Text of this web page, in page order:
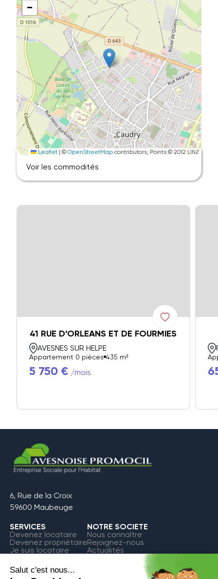
−
Leaflet | ©OpenStreetMap contributors, Points © 2012 LINZ
Voir les commodités
41 RUE D’ORLEANS ET DE FOURMIES
AVESNES SUR HELPE
Appartement 0 pièces 435 m²
5 750 € /mois
6, Rue de la Croix
59600 Maubeuge
SERVICES
Devenez locataire
Devenez propriétaire
Je suis locataire
NOTRE SOCIETE
Nous connaître
Rejoignez-nous
Actualités